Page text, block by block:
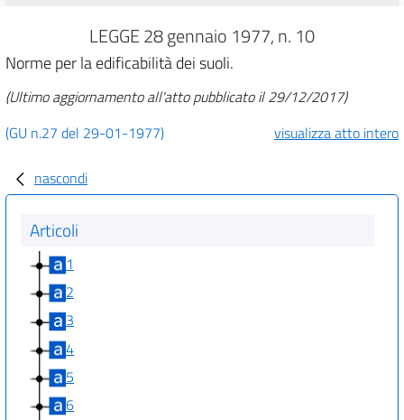
LEGGE 28 gennaio 1977, n. 10
Norme per la edificabilità dei suoli.
(Ultimo aggiornamento all'atto pubblicato il 29/12/2017)
(GU n.27 del 29-01-1977)
visualizza atto intero
nascondi
Articoli
1
2
3
4
5
6